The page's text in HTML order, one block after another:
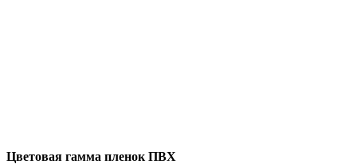
Цветовая гамма пленок ПВХ